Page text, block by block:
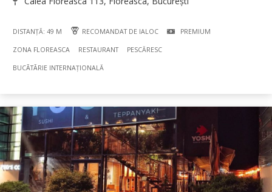
DISTANȚĂ: 49 M RECOMANDAT DE IALOC PREMIUM
ZONA FLOREASCA RESTAURANT PESCĂRESC
BUCÃTÃRIE INTERNAȚIONALĂ